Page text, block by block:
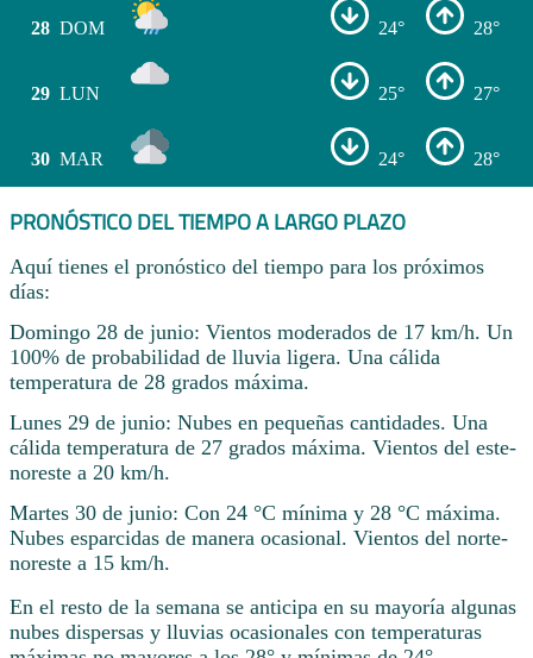
28 DOM 24° 28°
29 LUN 25° 27°
30 MAR 24° 28°
PRONÓSTICO DEL TIEMPO A LARGO PLAZO
Aquí tienes el pronóstico del tiempo para los próximos
días:
Domingo 28 de junio: Vientos moderados de 17 km/h. Un
100% de probabilidad de lluvia ligera. Una cálida
temperatura de 28 grados máxima.
Lunes 29 de junio: Nubes en pequeñas cantidades. Una
cálida temperatura de 27 grados máxima. Vientos del este-
noreste a 20 km/h.
Martes 30 de junio: Con 24 °C mínima y 28 °C máxima.
Nubes esparcidas de manera ocasional. Vientos del norte-
noreste a 15 km/h.
En el resto de la semana se anticipa en su mayoría algunas
nubes dispersas y lluvias ocasionales con temperaturas